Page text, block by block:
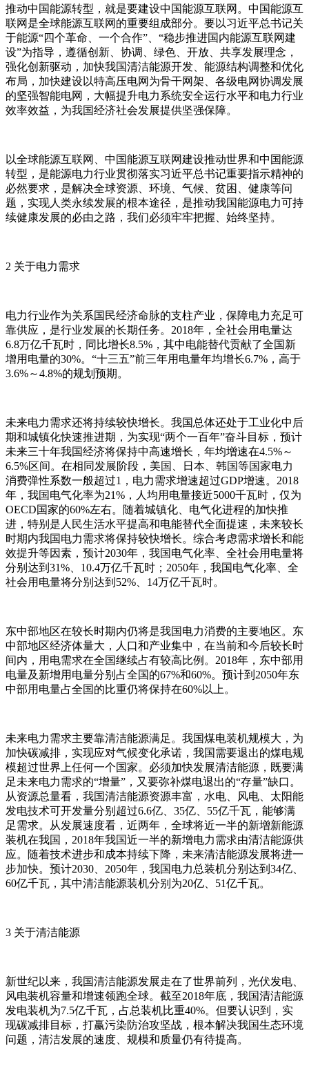
推动中国能源转型，就是要建设中国能源互联网。中国能源互
联网是全球能源互联网的重要组成部分。要以习近平总书记关
于能源“四个革命、一个合作”、“稳步推进国内能源互联网建
设”为指导，遵循创新、协调、绿色、开放、共享发展理念，
强化创新驱动，加快我国清洁能源开发、能源结构调整和优化
布局，加快建设以特高压电网为骨干网架、各级电网协调发展
的坚强智能电网，大幅提升电力系统安全运行水平和电力行业
效率效益，为我国经济社会发展提供坚强保障。
以全球能源互联网、中国能源互联网建设推动世界和中国能源
转型，是能源电力行业贯彻落实习近平总书记重要指示精神的
必然要求，是解决全球资源、环境、气候、贫困、健康等问
题，实现人类永续发展的根本途径，是推动我国能源电力可持
续健康发展的必由之路，我们必须牢牢把握、始终坚持。
2 关于电力需求
电力行业作为关系国民经济命脉的支柱产业，保障电力充足可
靠供应，是行业发展的长期任务。2018年，全社会用电量达
6.8万亿千瓦时，同比增长8.5%，其中电能替代贡献了全国新
增用电量的30%。“十三五”前三年用电量年均增长6.7%，高于
3.6%～4.8%的规划预期。
未来电力需求还将持续较快增长。我国总体还处于工业化中后
期和城镇化快速推进期，为实现“两个一百年”奋斗目标，预计
未来三十年我国经济将保持中高速增长，年均增速在4.5%～
6.5%区间。在相同发展阶段，美国、日本、韩国等国家电力
消费弹性系数一般超过1，电力需求增速超过GDP增速。2018
年，我国电气化率为21%，人均用电量接近5000千瓦时，仅为
OECD国家的60%左右。随着城镇化、电气化进程的加快推
进，特别是人民生活水平提高和电能替代全面提速，未来较长
时期内我国电力需求将保持较快增长。综合考虑需求增长和能
效提升等因素，预计2030年，我国电气化率、全社会用电量将
分别达到31%、10.4万亿千瓦时；2050年，我国电气化率、全
社会用电量将分别达到52%、14万亿千瓦时。
东中部地区在较长时期内仍将是我国电力消费的主要地区。东
中部地区经济体量大，人口和产业集中，在当前和今后较长时
间内，用电需求在全国继续占有较高比例。2018年，东中部用
电量及新增用电量分别占全国的67%和60%。预计到2050年东
中部用电量占全国的比重仍将保持在60%以上。
未来电力需求主要靠清洁能源满足。我国煤电装机规模大，为
加快碳减排，实现应对气候变化承诺，我国需要退出的煤电规
模超过世界上任何一个国家。必须加快发展清洁能源，既要满
足未来电力需求的“增量”，又要弥补煤电退出的“存量”缺口。
从资源总量看，我国清洁能源资源丰富，水电、风电、太阳能
发电技术可开发量分别超过6.6亿、35亿、55亿千瓦，能够满
足需求。从发展速度看，近两年，全球将近一半的新增新能源
装机在我国，2018年我国近一半的新增电力需求由清洁能源供
应。随着技术进步和成本持续下降，未来清洁能源发展将进一
步加快。预计2030、2050年，我国电力总装机分别达到34亿、
60亿千瓦，其中清洁能源装机分别为20亿、51亿千瓦。
3 关于清洁能源
新世纪以来，我国清洁能源发展走在了世界前列，光伏发电、
风电装机容量和增速领跑全球。截至2018年底，我国清洁能源
发电装机为7.5亿千瓦，占总装机比重40%。但要认识到，实
现碳减排目标，打赢污染防治攻坚战，根本解决我国生态环境
问题，清洁发展的速度、规模和质量仍有待提高。